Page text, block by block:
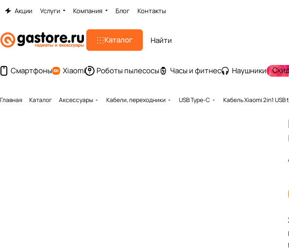
Акции Услуги Компания Блог Контакты
Каталог
Смартфоны Xiaomi Роботы пылесосы Часы и фитнес Наушники
Главная Каталог Аксессуары Кабели, переходники USB Type-C Кабель Xiaomi 2in1 USB